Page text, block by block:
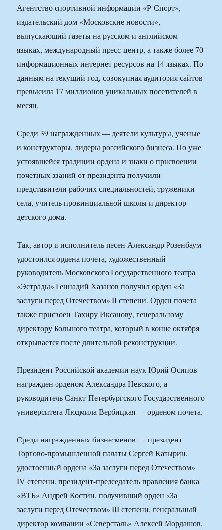
Агентство спортивной информации «Р-Спорт»,
издательский дом «Московские новости»,
выпускающий газеты на русском и английском
языках, международный пресс-центр, а также более 70
информационных интернет-ресурсов на 14 языках. По
данным на текущий год, совокупная аудитория сайтов
превысила 17 миллионов уникальных посетителей в
месяц.
Среди 39 награжденных — деятели культуры, ученые
и конструкторы, лидеры российского бизнеса. По уже
устоявшейся традиции ордена и знаки о присвоении
почетных званий от президента получили
представители рабочих специальностей, труженики
села, учитель провинциальной школы и директор
детского дома.
Так, автор и исполнитель песен Александр Розенбаум
удостоился ордена почета, художественный
руководитель Московского Государственного театра
«Эстрады» Геннадий Хазанов получил орден «За
заслуги перед Отечеством» II степени. Орден почета
также присвоен Тахиру Иксанову, генеральному
директору Большого театра, который в конце октября
открывается после длительной реконструкции.
Президент Российской академии наук Юрий Осипов
награжден орденом Александра Невского, а
руководитель Санкт-Петербургского Государственного
университета Людмила Вербицкая — орденом почета.
Среди награжденных бизнесменов — президент
Торгово-промышленной палаты Сергей Катырин,
удостоенный ордена «За заслуги перед Отечеством»
IV степени, президент-председатель правления банка
«ВТБ» Андрей Костин, получивший орден «За
заслуги перед Отечеством» III степени, генеральный
директор компании «Северсталь» Алексей Мордашов,